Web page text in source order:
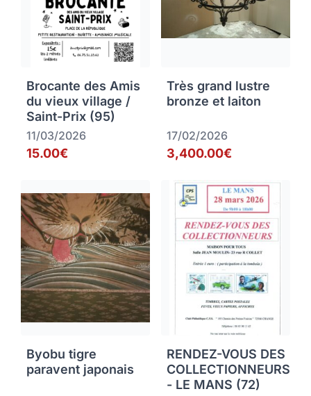
Brocante des Amis
du vieux village /
Saint-Prix (95)
11/03/2026
15.00€
Très grand lustre
bronze et laiton
17/02/2026
3,400.00€
Byobu tigre
paravent japonais
RENDEZ-VOUS DES
COLLECTIONNEURS
- LE MANS (72)